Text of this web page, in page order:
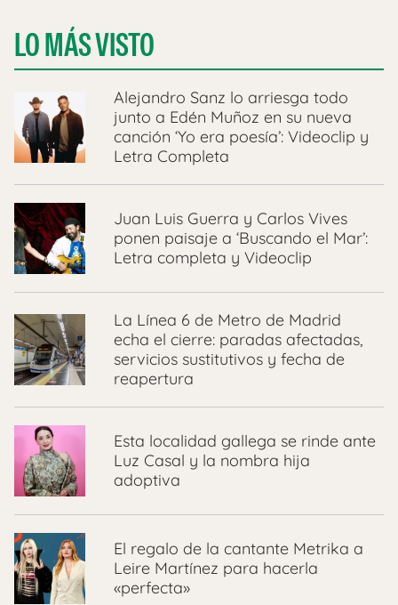
LO MÁS VISTO
Alejandro Sanz lo arriesga todo
junto a Edén Muñoz en su nueva
canción ‘Yo era poesía’: Videoclip y
Letra Completa
Juan Luis Guerra y Carlos Vives
ponen paisaje a ‘Buscando el Mar’:
Letra completa y Videoclip
La Línea 6 de Metro de Madrid
echa el cierre: paradas afectadas,
servicios sustitutivos y fecha de
reapertura
Esta localidad gallega se rinde ante
Luz Casal y la nombra hija
adoptiva
El regalo de la cantante Metrika a
Leire Martínez para hacerla
«perfecta»